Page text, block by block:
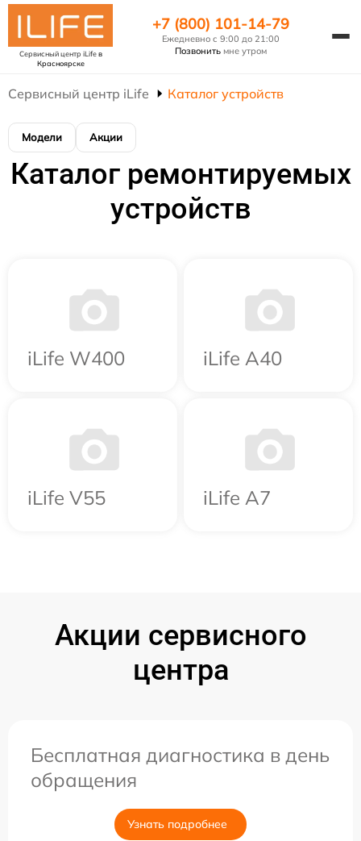
Сервисный центр iLifeв
Красноярске
+7 (800) 101-14-79
Ежедневно с 9:00 до 21:00
Позвонить мне утром
Сервисный центр iLife Каталог устройств
Модели Акции
Каталог ремонтируемых
устройств
iLife W400 iLife A40
iLife V55 iLife A7
Акции сервисного
центра
Бесплатная диагностика в день
обращения
Узнать подробнее